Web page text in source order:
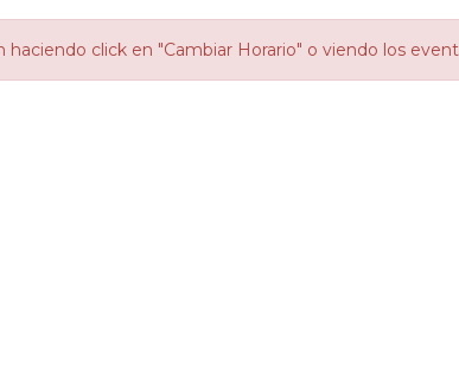
click en "Cambiar Horario" o viendo los